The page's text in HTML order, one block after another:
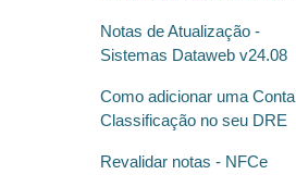
Notas de Atualização -
Sistemas Dataweb v24.08
Como adicionar uma Conta
Classificação no seu DRE
Revalidar notas - NFCe